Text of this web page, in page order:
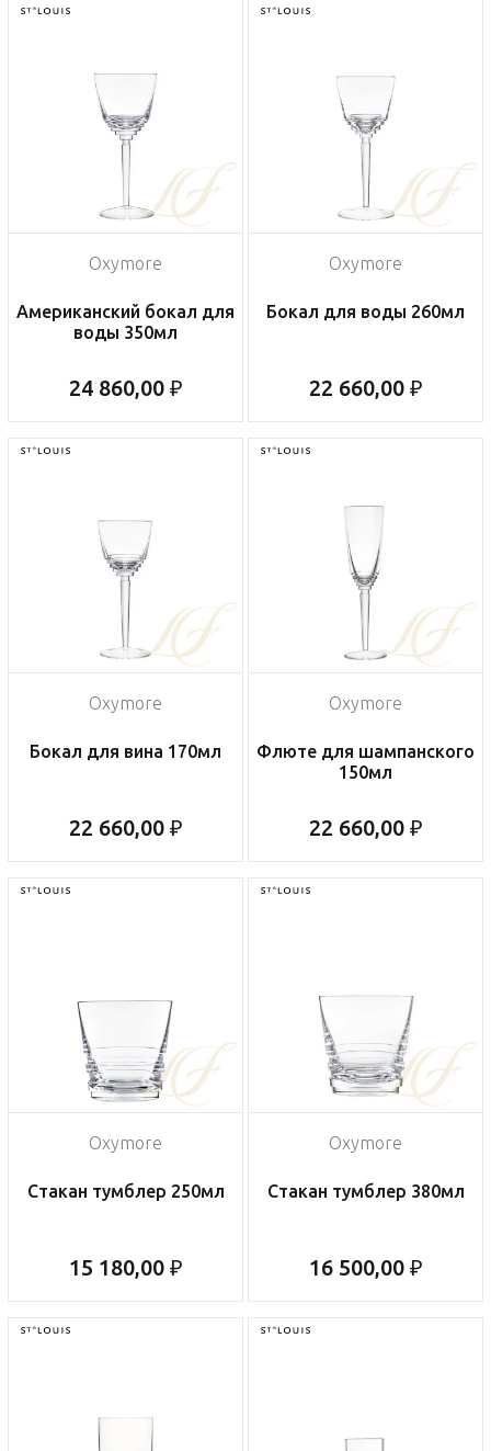
Oxymore
Американский бокал для
воды 350мл
24 860,00 ₽
Oxymore
Бокал для воды 260мл
22 660,00 ₽
Oxymore
Бокал для вина 170мл
22 660,00 ₽
Oxymore
Флюте для шампанского
150мл
22 660,00 ₽
Oxymore
Стакан тумблер 250мл
15 180,00 ₽
Oxymore
Стакан тумблер 380мл
16 500,00 ₽